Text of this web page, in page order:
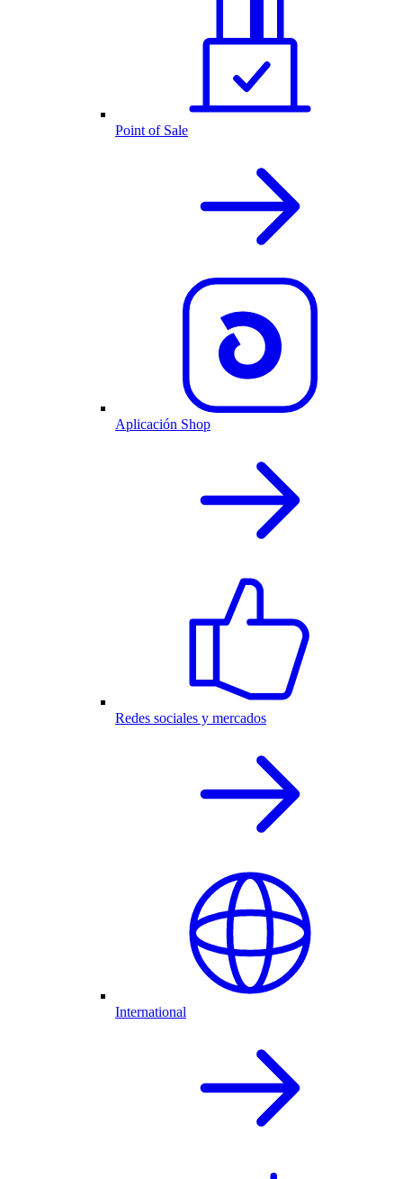
Point of Sale
Aplicación Shop
Redes sociales y mercados
International